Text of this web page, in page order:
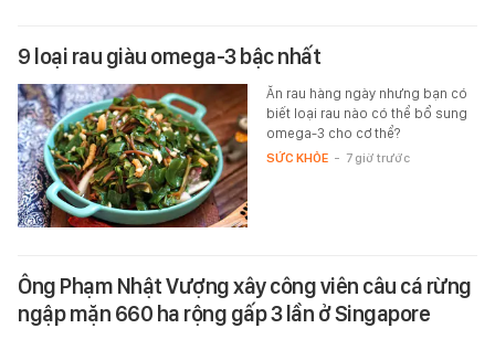
9 loại rau giàu omega-3 bậc nhất
Ăn rau hàng ngày nhưng bạn có
biết loại rau nào có thể bổ sung
omega-3 cho cơ thể?
SỨC KHỎE - 7 giờ trước
Ông Phạm Nhật Vượng xây công viên câu cá rừng
ngập mặn 660 ha rộng gấp 3 lần ở Singapore